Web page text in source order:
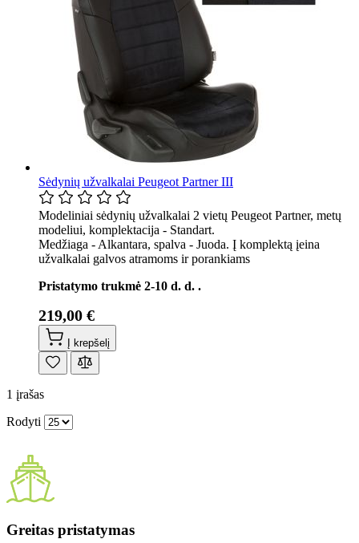
Sėdynių užvalkalai Peugeot Partner III
Modeliniai sėdynių užvalkalai 2 vietų Peugeot Partner, metų
modeliui, komplektacija - Standart.
Medžiaga - Alkantara, spalva - Juoda. Į komplektą įeina
užvalkalai galvos atramoms ir porankiams
Pristatymo trukmė 2-10 d. d. .
219,00 €
Į krepšelį
1 įrašas
Rodyti
Greitas pristatymas